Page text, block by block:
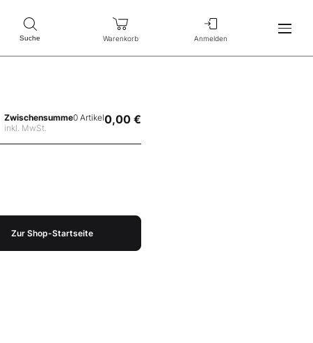
Suche Warenkorb Anmelden
Zwischensumme
inkl. MwSt.
0 Artikel0,00 €
Zur Shop-Startseite